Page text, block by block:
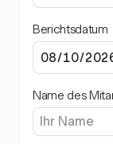
Berichtsdatum
Name des